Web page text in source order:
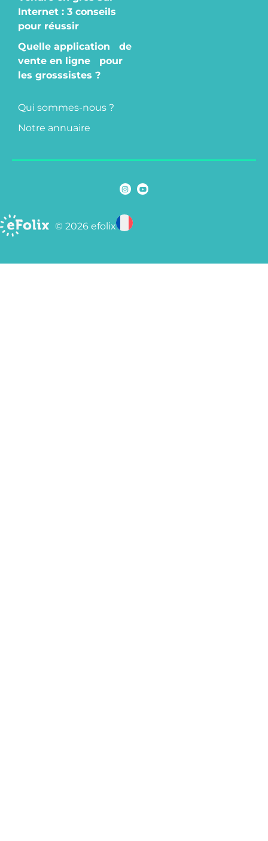
Internet : 3 conseils
pour réussir
Quelle application de
vente en ligne pour
les grosssistes ?
Qui sommes-nous ?
Notre annuaire
© 2026 efolix